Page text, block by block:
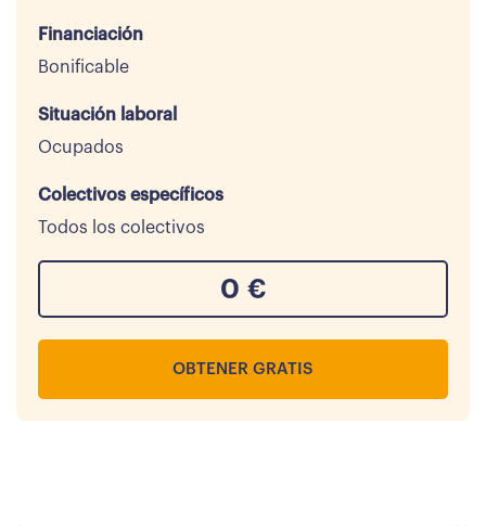
Financiación
Bonificable
Situación laboral
Ocupados
Colectivos específicos
Todos los colectivos
0 €
OBTENER GRATIS